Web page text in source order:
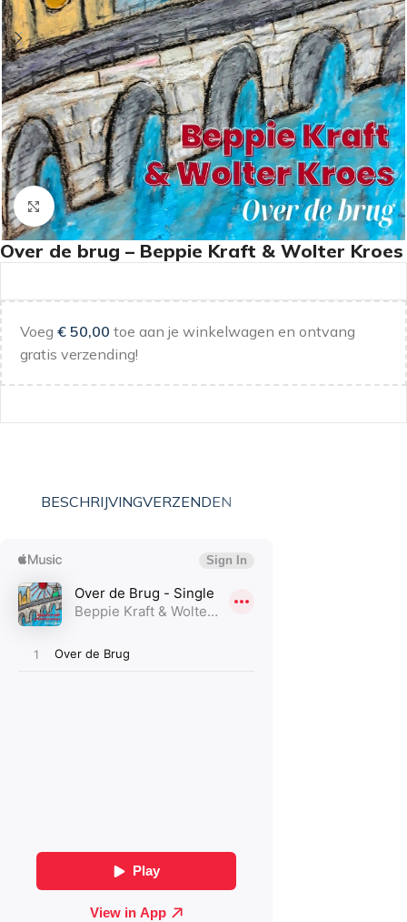
Klik om te vergroten
Over de brug – Beppie Kraft & Wolter Kroes
Voeg € 50,00 toe aan je winkelwagen en ontvang
gratis verzending!
BESCHRIJVINGVERZENDEN